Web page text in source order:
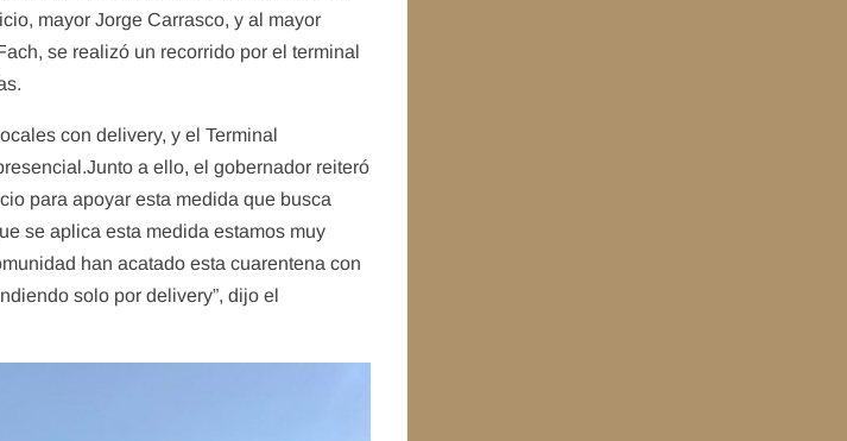
mayor Jorge Carrasco, y al mayor
se realizó un recorrido por el terminal
con delivery, y el Terminal
a ello, el gobernador reiteró
para apoyar esta medida que busca
se aplica esta medida estamos muy
han acatado esta cuarentena con
solo por delivery”, dijo el